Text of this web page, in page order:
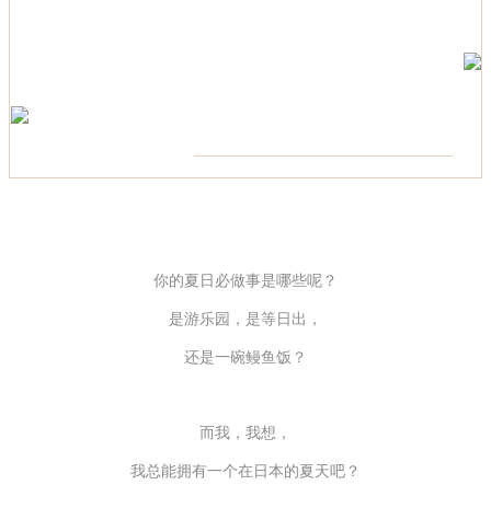
你的夏日必做事是哪些呢？
是游乐园，是等日出，
还是一碗鳗鱼饭？
而我，我想，
我总能拥有一个在日本的夏天吧？